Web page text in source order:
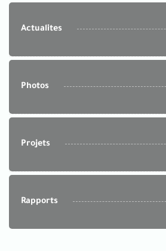
Actualites
Photos
Projets
Rapports